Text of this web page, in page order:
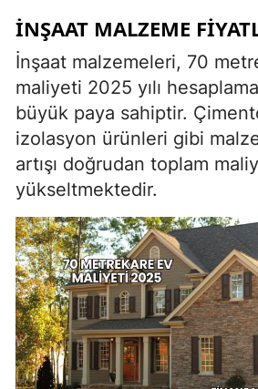
İNŞAAT MALZEME
İnşaat malzemeleri, 70
maliyeti 2025 yılı
büyük paya sahiptir.
izolasyon ürünleri gibi
artışı doğrudan toplam
yükseltmektedir.